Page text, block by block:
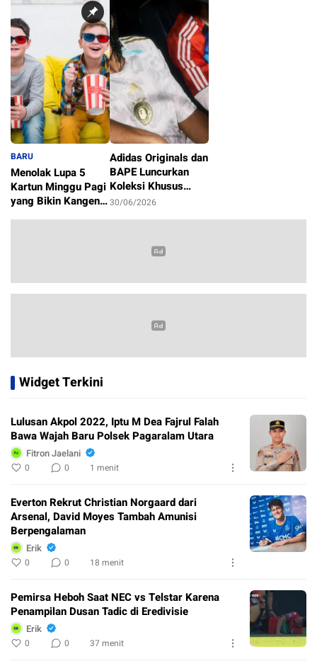
BARU
Menolak Lupa 5
Kartun Minggu Pagi
yang Bikin Kangen
1/07/2026
Adidas Originals dan
BAPE Luncurkan
Koleksi Khusus
Sambut Piala Dunia
30/06/2026
Widget Terkini
Lulusan Akpol 2022, Iptu M Dea Fajrul Falah
Bawa Wajah Baru Polsek Pagaralam Utara
Fitron Jaelani
0 0 1 menit
Everton Rekrut Christian Norgaard dari
Arsenal, David Moyes Tambah Amunisi
Berpengalaman
Erik
0 0 18 menit
Pemirsa Heboh Saat NEC vs Telstar Karena
Penampilan Dusan Tadic di Eredivisie
Erik
0 0 37 menit